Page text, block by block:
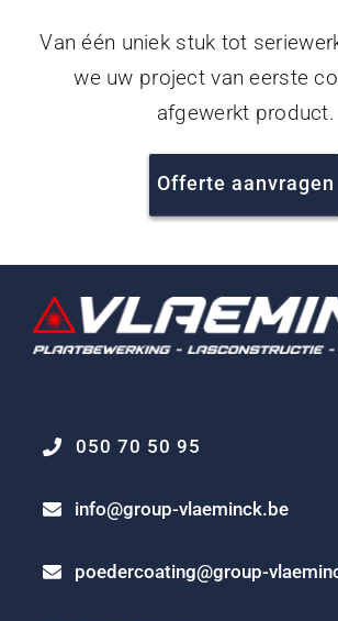
Van één uniek stuk tot
we uw project van eerste
afgewerkt product.
Offerte aanvragen
050 70 50 95
info@group-vlaeminck.be
poedercoating@group-